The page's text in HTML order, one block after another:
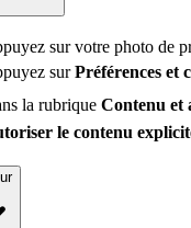
sur votre photo de
surPréférences et
la rubrique Contenu et
le contenu